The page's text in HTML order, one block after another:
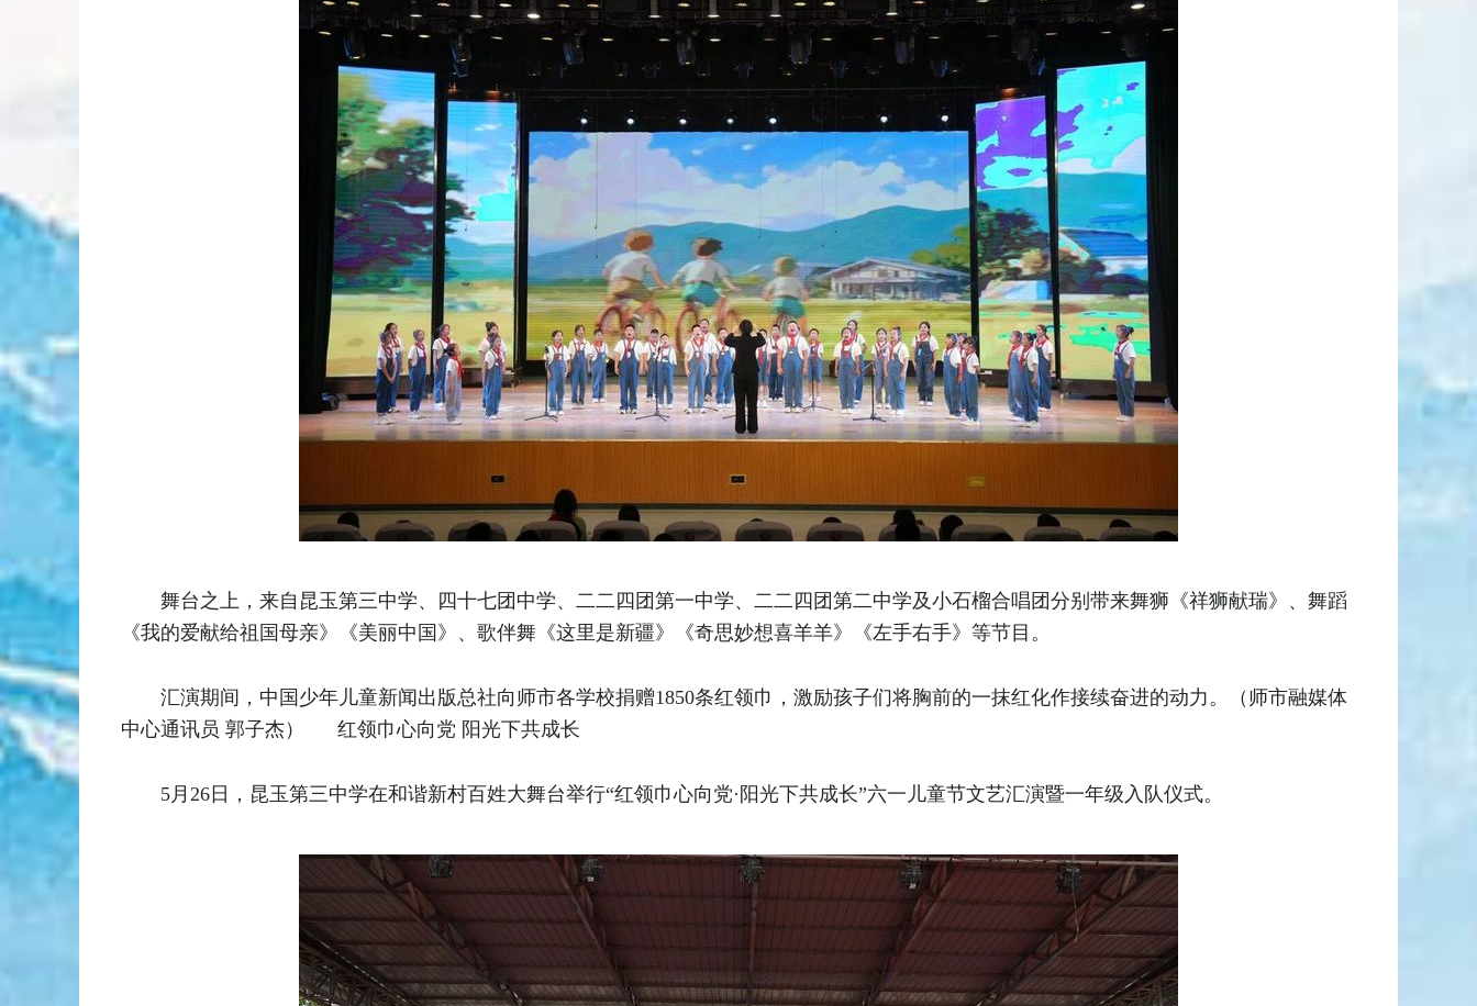
舞台之上，来自昆玉第三中学、四十七团中学、二二四团第一中学、二二四团第二中学及小石榴合唱团分别带来舞狮《祥狮献瑞》、舞蹈
《我的爱献给祖国母亲》《美丽中国》、歌伴舞《这里是新疆》《奇思妙想喜羊羊》《左手右手》等节目。
汇演期间，中国少年儿童新闻出版总社向师市各学校捐赠1850条红领巾，激励孩子们将胸前的一抹红化作接续奋进的动力。（师市融媒体
中心通讯员 郭子杰） 红领巾心向党 阳光下共成长
5月26日，昆玉第三中学在和谐新村百姓大舞台举行“红领巾心向党·阳光下共成长”六一儿童节文艺汇演暨一年级入队仪式。